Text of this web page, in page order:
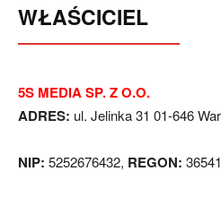
WŁAŚCICIEL
5S MEDIA SP. Z O.O.
ADRES: ul. Jelinka 31 01-646
NIP: 5252676432, REGON: